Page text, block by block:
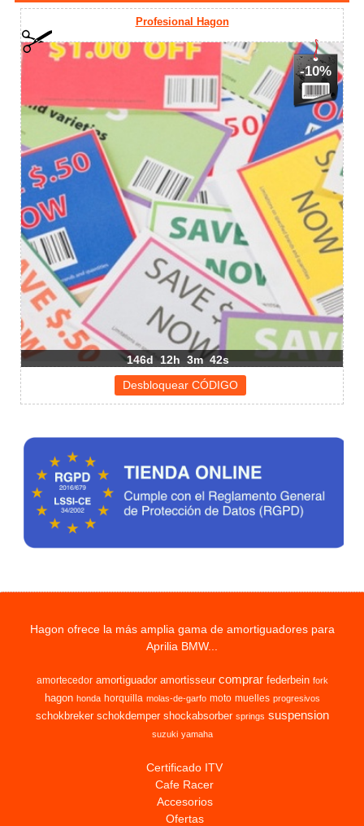
Profesional Hagon
-10%
146d 12h 3m 42s
Hagon ofrece la más amplia gama de amortiguadores para
Aprilia BMW...
amortecedor amortiguador amortisseur comprar federbein fork
hagon honda horquilla molas-de-garfo moto muelles progresivos
schokbreker schokdemper shockabsorber springs suspension
suzuki yamaha
Certificado ITV
Cafe Racer
Accesorios
Ofertas